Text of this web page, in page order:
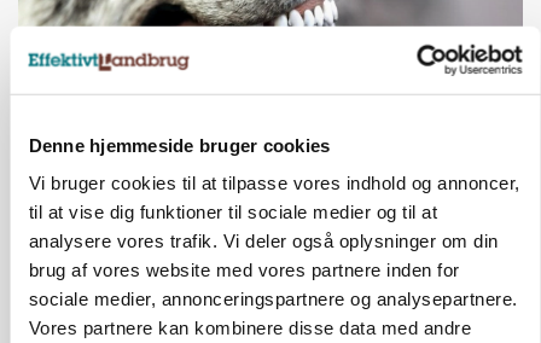
Denne hjemmeside bruger cookies
Vi bruger cookies til at tilpasse vores indhold og annoncer,
til at vise dig funktioner til sociale medier og til at
analysere vores trafik. Vi deler også oplysninger om din
brug af vores website med vores partnere inden for
sociale medier, annonceringspartnere og analysepartnere.
Vores partnere kan kombinere disse data med andre
Landmand vågnede ved lyden af skrigende kvier:
Ulven stod på foderbordet
Annonce
LEDER